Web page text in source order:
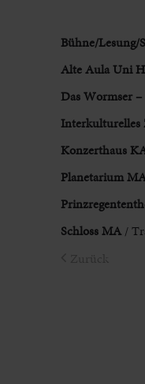
Bühne/Lesung/
Alte Aula Uni
Das Wormser
Konzerthaus
Planetarium
Schloss MA/